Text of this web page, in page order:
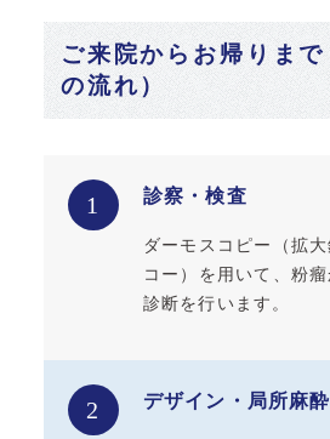
ご来院からお帰りま
の流れ）
1 診察・検査
ダーモスコピー（拡
コー）を用いて、粉
診断を行います。
2 デザイン・局所麻酔